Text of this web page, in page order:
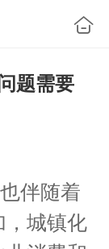
题需要
伴随着
，城镇化